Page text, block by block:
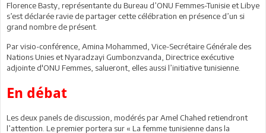
Florence Basty, représentante du Bureau d’ONU Femmes-Tunisie et Libye
s’est déclarée ravie de partager cette célébration en présence d’un si
grand nombre de présent.
Par visio-conférence, Amina Mohammed, Vice-Secrétaire Générale des
Nations Unies et Nyaradzayi Gumbonzvanda, Directrice exécutive
adjointe d'ONU Femmes, salueront, elles aussi l’initiative tunisienne.
En débat
Les deux panels de discussion, modérés par Amel Chahed retiendront
l’attention. Le premier portera sur « La femme tunisienne dans la